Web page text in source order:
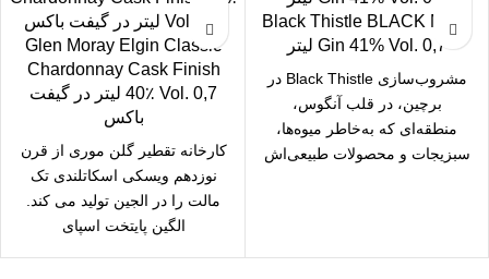
Black Thistle BLACK MIST
Gin 41% Vol. 0,7 لیتر
مشروب‌سازی Black Thistle در
برچین، در قلب آنگوس،
منطقه‌ای که به‌خاطر میوه‌ها،
سبزیجات و محصولات طبیعی‌اش
Glen Moray Elgin Classic
Chardonnay Cask Finish
40٪ Vol. 0,7 لیتر در گیفت
باکس
کارخانه تقطیر گلن موری از قرن
نوزدهم ویسکی اسکاتلندی تک
مالت را در الجین تولید می کند.
الگین پایتخت اسپای